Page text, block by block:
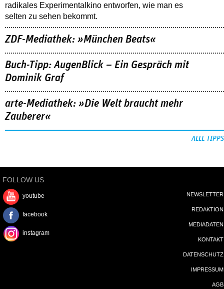
radikales Experimentalkino entworfen, wie man es
selten zu sehen bekommt.
ZDF-Mediathek: »München Beats«
Buch-Tipp: AugenBlick – Ein Gespräch mit
Dominik Graf
arte-Mediathek: »Die Welt braucht mehr
Zauberer«
ALLE TIPPS
FOLLOW US
youtube
facebook
instagram
NEWSLETTER
REDAKTION
MEDIADATEN
KONTAKT
DATENSCHUTZ
IMPRESSUM
AGB